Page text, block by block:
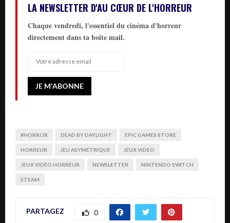
LA NEWSLETTER D'AU CŒUR DE L'HORREUR
Chaque vendredi, l'essentiel du cinéma d'horreur
directement dans ta boîte mail.
#HORROR DEAD BY DAYLIGHT EPIC GAMES STORE
HORREUR JEU ASYMÉTRIQUE JEUX VIDEO
JEUX VIDÉO HORREUR NEWSLETTER NINTENDO SWITCH
STEAM
PARTAGEZ 0